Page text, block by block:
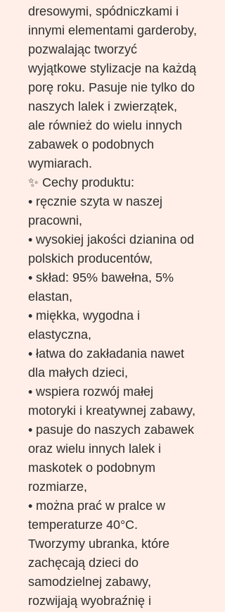
dresowymi, spódniczkami i
innymi elementami garderoby,
pozwalając tworzyć
wyjątkowe stylizacje na każdą
porę roku. Pasuje nie tylko do
naszych lalek i zwierzątek,
ale również do wielu innych
zabawek o podobnych
wymiarach.
✨ Cechy produktu:
• ręcznie szyta w naszej
pracowni,
• wysokiej jakości dzianina od
polskich producentów,
• skład: 95% bawełna, 5%
elastan,
• miękka, wygodna i
elastyczna,
• łatwa do zakładania nawet
dla małych dzieci,
• wspiera rozwój małej
motoryki i kreatywnej zabawy,
• pasuje do naszych zabawek
oraz wielu innych lalek i
maskotek o podobnym
rozmiarze,
• można prać w pralce w
temperaturze 40°C.
Tworzymy ubranka, które
zachęcają dzieci do
samodzielnej zabawy,
rozwijają wyobraźnię i